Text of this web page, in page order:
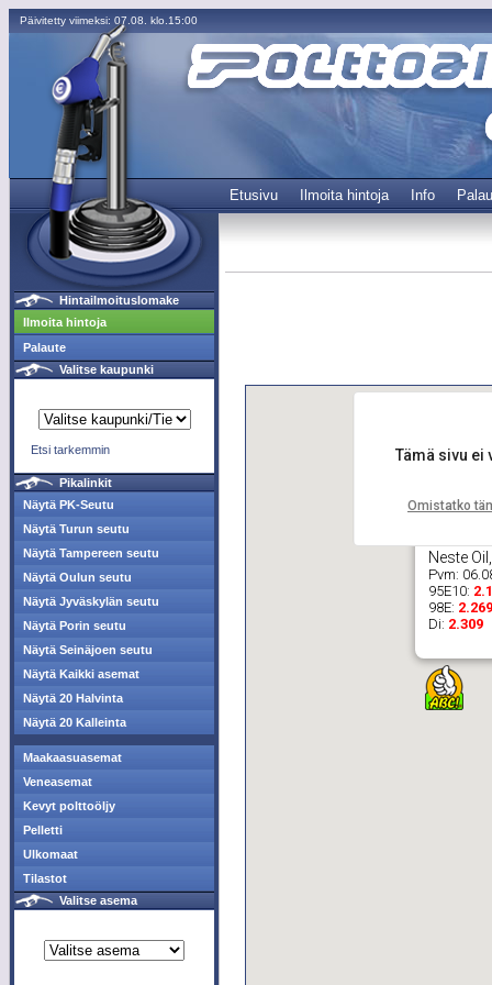
Päivitetty viimeksi: 07.08. klo.15:00
Etusivu Ilmoita hintoja Info
Hintailmoituslomake
Ilmoita hintoja
Palaute
Valitse kaupunki
Etsi tarkemmin
Pikalinkit
Näytä PK-Seutu
Näytä Turun seutu
Näytä Tampereen seutu
Näytä Oulun seutu
Näytä Jyväskylän seutu
Näytä Porin seutu
Näytä Seinäjoen seutu
Näytä Kaikki asemat
Näytä 20 Halvinta
Näytä 20 Kalleinta
Maakaasuasemat
Veneasemat
Kevyt polttoöljy
Pelletti
Ulkomaat
Tilastot
Valitse asema
Neste
Pvm:
95E10:
98E: 2.269
Di: 2.309
Tämä sivu ei
Omistatko